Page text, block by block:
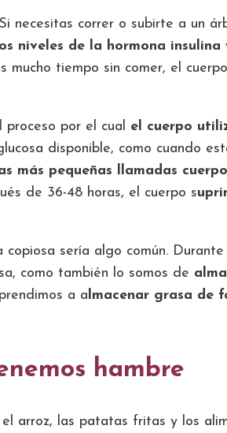
necesitas correr o subirte a un
niveles de la hormona
mucho tiempo sin comer, el cuerpo
proceso por el cual el cuerpo
disponible, como cuando
más pequeñas llamadas
de 36-48 horas, el cuerpo s
sería algo común.
como también lo somos de
a almacenar grasa de
hambre
arroz, las patatas fritas y los